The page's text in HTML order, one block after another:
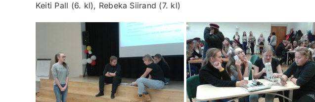
Keiti Pall (6. kl), Rebeka Siirand (7. kl)